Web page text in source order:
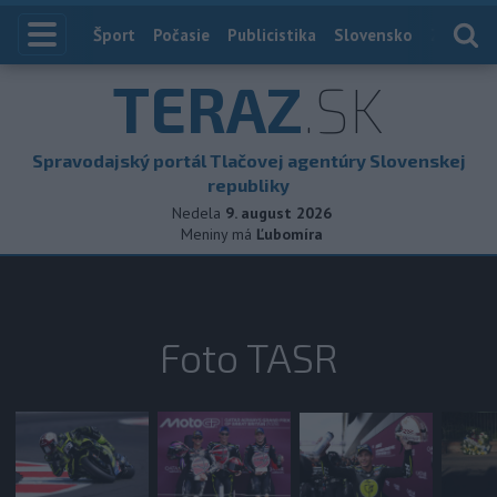
Index
Šport Počasie Publicistika Slovensko
TERAZ.SK
Spravodajský portál Tlačovej agentúry Slovenskej
republiky
Nedela 9. august 2026
Meniny má Ľubomíra
Foto TASR